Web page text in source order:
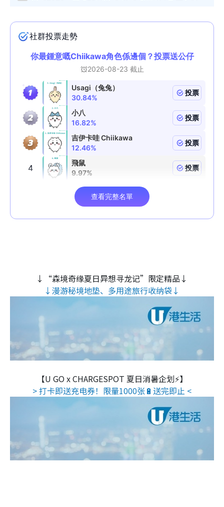
↓“森境奇缘夏日异想寻龙记”限定精品↓
↓漫游秘境地垫、多用途旅行收纳袋↓
【U GO x CHARGESPOT 夏日消暑企划⚡】
> 打卡即送充电券！限量1000张🔋送完即止 <